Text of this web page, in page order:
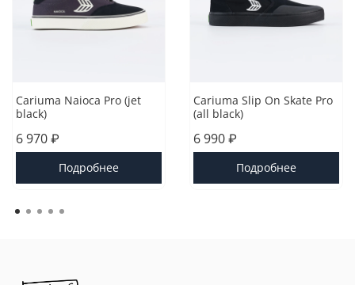
Cariuma Naioca Pro (jet
black)
6 970 ₽
Подробнее
Cariuma Slip On Skate Pro
(all black)
6 990 ₽
Подробнее